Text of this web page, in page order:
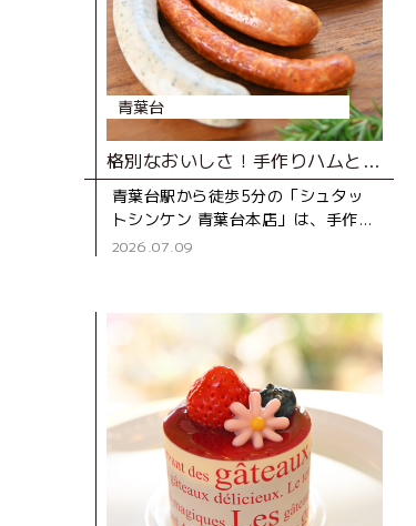
青葉台
格別なおいしさ！手作りハムとソーセージ専門店
青葉台駅から徒歩5分の「シュタッ
トシンケン 青葉台本店」は、手作り
ハムとソーセージの専門店。創業39
2026.07.09